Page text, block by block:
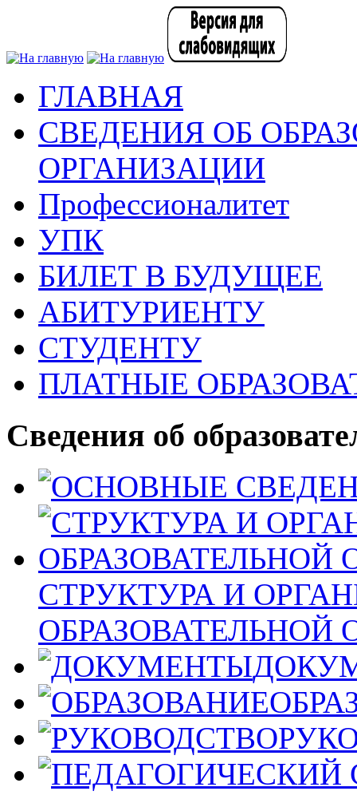
ГЛАВНАЯ
СВЕДЕНИЯ ОБ
ОРГАНИЗАЦИИ
Профессионалитет
УПК
БИЛЕТ В БУДУЩЕЕ
АБИТУРИЕНТУ
СТУДЕНТУ
ПЛАТНЫЕ
Сведения об
СТРУКТУРА И
ОБРАЗОВАТЕЛЬНОЙ